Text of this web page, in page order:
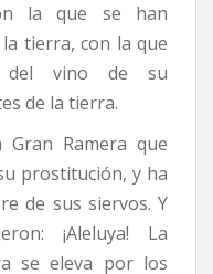
la que se han
tierra, con la que
del vino de su
de la tierra.
Ramera que
prostitución, y ha
de sus siervos. Y
¡Aleluya! La
se eleva por los